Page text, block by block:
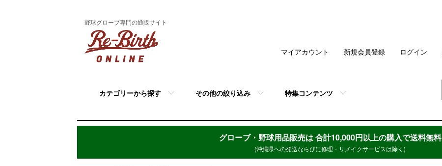
野球グローブ専門の通販サイト
カテゴリーから探す その他の絞り込み 特集コンテンツ
マイアカウント 新規会員登録 ログイン
グローブ・野球用品販売は合計10,000円以上の購入で送料無料
(沖縄県への発送ならびに修理・リメイクサービスは除く)